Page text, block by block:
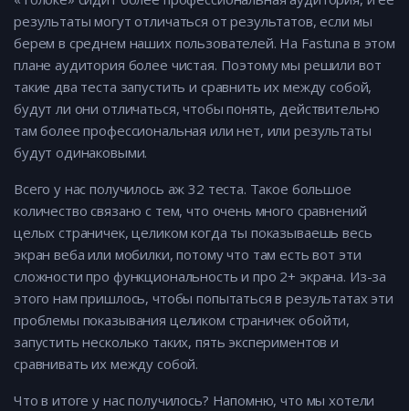
результаты могут отличаться от результатов, если мы
берем в среднем наших пользователей. На Fastuna в этом
плане аудитория более чистая. Поэтому мы решили вот
такие два теста запустить и сравнить их между собой,
будут ли они отличаться, чтобы понять, действительно
там более профессиональная или нет, или результаты
будут одинаковыми.
Всего у нас получилось аж 32 теста. Такое большое
количество связано с тем, что очень много сравнений
целых страничек, целиком когда ты показываешь весь
экран веба или мобилки, потому что там есть вот эти
сложности про функциональность и про 2+ экрана. Из-за
этого нам пришлось, чтобы попытаться в результатах эти
проблемы показывания целиком страничек обойти,
запустить несколько таких, пять экспериментов и
сравнивать их между собой.
Что в итоге у нас получилось? Напомню, что мы хотели